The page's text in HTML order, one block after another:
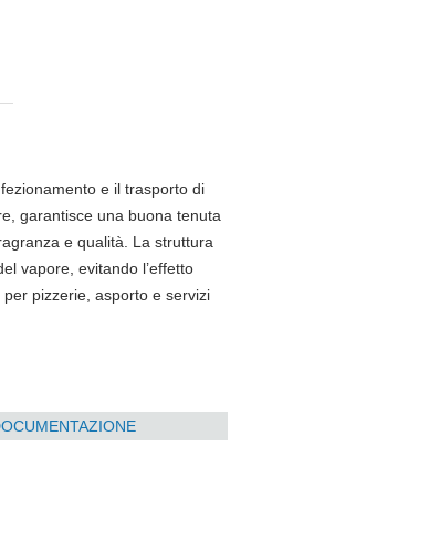
e il trasporto di
garantisce una buona tenuta
e qualità. La struttura
vapore, evitando l’effetto
pizzerie, asporto e servizi